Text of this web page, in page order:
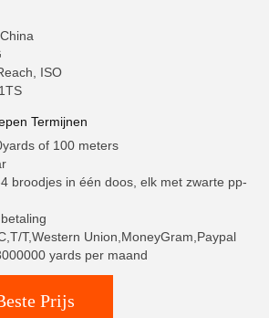
ISO
Termijnen
of 100 meters
broodjes in één doos, elk met zwarte pp-
T,Western Union,MoneyGram,Paypal
yards per maand
Prijs